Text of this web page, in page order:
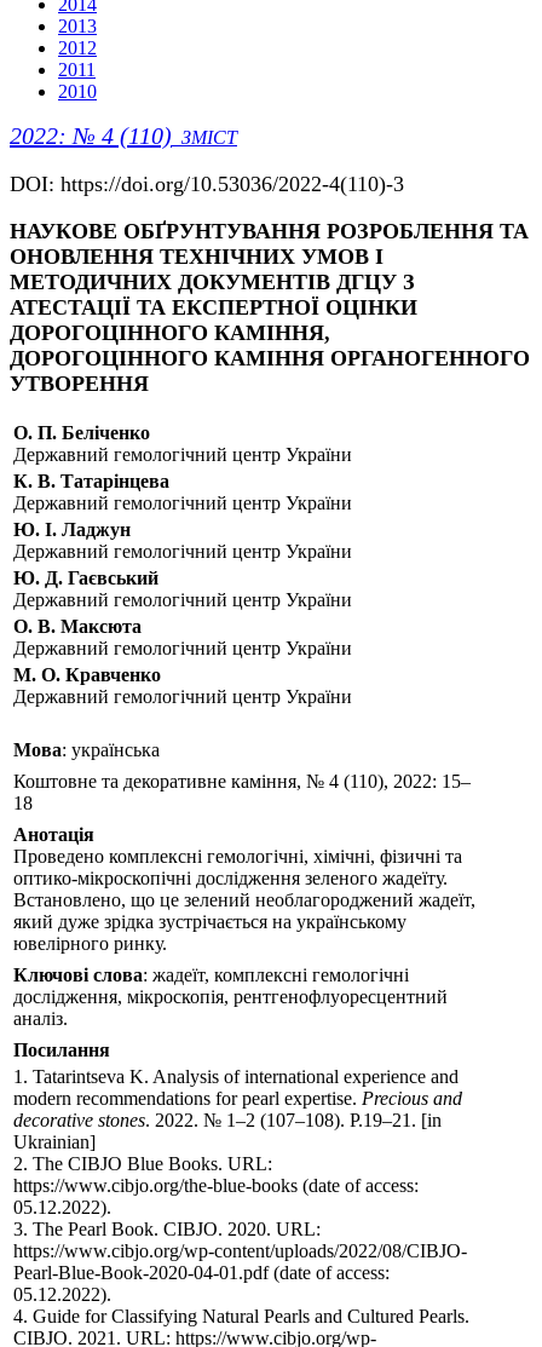
2014
2013
2012
2011
2010
2022: № 4 (110) ЗМІСТ
DOI: https://doi.org/10.53036/2022-4(110)-3
НАУКОВЕ ОБҐРУНТУВАННЯ РОЗРОБЛЕННЯ ТА
ОНОВЛЕННЯ ТЕХНІЧНИХ УМОВ І
МЕТОДИЧНИХ ДОКУМЕНТІВ ДГЦУ З
АТЕСТАЦІЇ ТА ЕКСПЕРТНОЇ ОЦІНКИ
ДОРОГОЦІННОГО КАМІННЯ,
ДОРОГОЦІННОГО КАМІННЯ ОРГАНОГЕННОГО
УТВОРЕННЯ
О. П. Беліченко
Державний гемологічний центр України
К. В. Татарiнцева
Державний гемологічний центр України
Ю. І. Ладжун
Державний гемологічний центр України
Ю. Д. Гаєвський
Державний гемологічний центр України
O. В. Максюта
Державний гемологічний центр України
М. О. Кравченко
Державний гемологічний центр України
Мова: українська
Коштовне та декоративне каміння, № 4 (110), 2022: 15–
18
Анотація
Проведено комплексні гемологічні, хімічні, фізичні та
оптико-мікроскопічні дослідження зеленого жадеїту.
Встановлено, що це зелений необлагороджений жадеїт,
який дуже зрідка зустрічається на українському
ювелірного ринку.
Ключові слова: жадеїт, комплексні гемологічні
дослідження, мікроскопія, рентгенофлуоресцентний
аналіз.
Посилання
1. Tatarintseva K. Analysis of international experience and
modern recommendations for pearl expertise. Рrecious and
decorative stones. 2022. № 1–2 (107–108). Р.19–21. [in
Ukrainian]
2. The CIBJO Blue Books. URL:
https://www.cibjo.org/the-blue-books (date of access:
05.12.2022).
3. The Pearl Book. CIBJO. 2020. URL:
https://www.cibjo.org/wp-content/uploads/2022/08/CIBJO-
Pearl-Blue-Book-2020-04-01.pdf (date of access:
05.12.2022).
4. Guide for Classifying Natural Pearls and Cultured Pearls.
CIBJO. 2021. URL: https://www.cibjo.org/wp-